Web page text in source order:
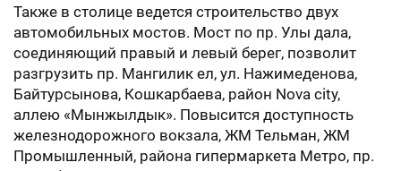
Также в столице ведется строительство двух
автомобильных мостов. Мост по пр. Улы дала,
соединяющий правый и левый берег, позволит
разгрузить пр. Мангилик ел, ул. Нажимеденова,
Байтурсынова, Кошкарбаева, район Nova city,
аллею «Мынжылдык». Повысится доступность
железнодорожного вокзала, ЖМ Тельман, ЖМ
Промышленный, района гипермаркета Метро, пр.